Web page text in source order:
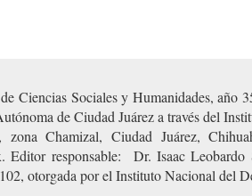
Ciencias Sociales y Humanidades, año
de Ciudad Juárez a través del
Chamizal, Ciudad Juárez,
Editor responsable: Dr. Isaac
otorgada por el Instituto Nacional del